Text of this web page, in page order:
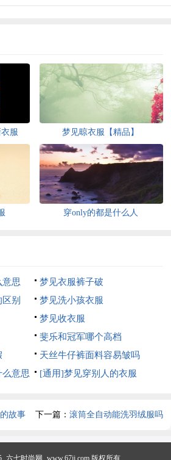
服 梦见晾衣服【精品】
穿only的都是什么人
意思
梦见衣服裤子破
别
梦见洗小孩衣服
梦见收衣服
斐乐和冠军哪个高档
天丝牛仔裤面料容易皱吗
么意思
[通用]梦见穿别人的衣服
故事 下一篇： 滚筒全自动能洗羽绒服吗
六七时尚网 www.67jj.com 版权所有